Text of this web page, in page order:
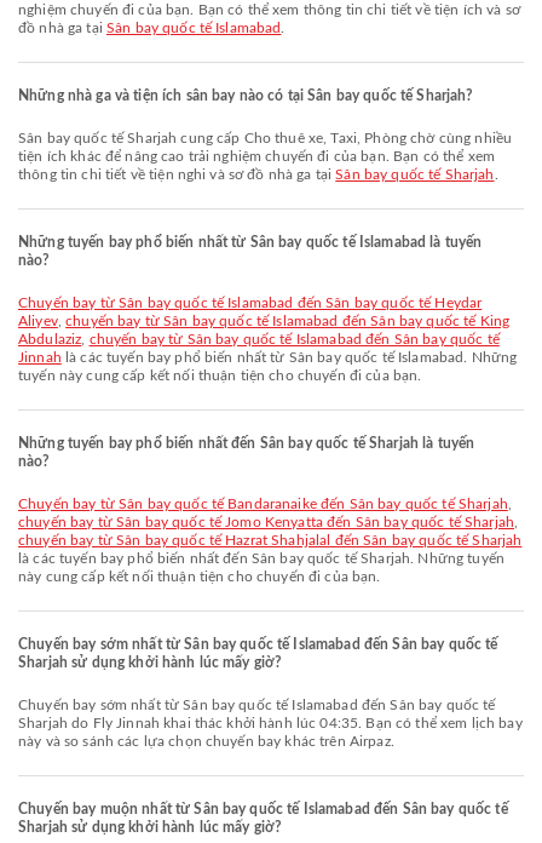
nghiệm chuyến đi của bạn. Bạn có thể xem thông tin chi tiết về tiện ích và sơ
đồ nhà ga tại Sân bay quốc tế Islamabad
Những nhà ga và tiện ích sân bay nào có tại Sân bay quốc tế Sharjah?
Sân bay quốc tế Sharjah cung cấp Cho thuê xe, Taxi, Phòng chờ cùng nhiều
tiện ích khác để nâng cao trải nghiệm chuyến đi của bạn. Bạn có thể xem
thông tin chi tiết về tiện nghi và sơ đồ nhà ga tạiSân bay quốc tế Sharjah
Những tuyến bay phổ biến nhất từ Sân bay quốc tế Islamabad là tuyến
nào?
chuyến bay từ Sân bay quốc tế Islamabad đến Sân bay quốc tế Heydar
Aliyev,chuyến bay từ Sân bay quốc tế Islamabad đến Sân bay quốc tế King
Abdulaziz chuyến bay từ Sân bay quốc tế Islamabad đến Sân bay quốc tế
Jinnah là các tuyến bay phổ biến nhất từ Sân bay quốc tế Islamabad. Những
tuyến này cung cấp kết nối thuận tiện cho chuyến đi của bạn.
Những tuyến bay phổ biến nhất đến Sân bay quốc tế Sharjah là tuyến
nào?
chuyến bay từ Sân bay quốc tế Bandaranaike đến Sân bay quốc tế Sharjah
chuyến bay từ Sân bay quốc tế Jomo Kenyatta đến Sân bay quốc tế Sharjah
chuyến bay từ Sân bay quốc tế Hazrat Shahjalal đến Sân bay quốc tế Sharjah
là các tuyến bay phổ biến nhất đến Sân bay quốc tế Sharjah. Những tuyến
này cung cấp kết nối thuận tiện cho chuyến đi của bạn.
Chuyến bay sớm nhất từ Sân bay quốc tế Islamabad đến Sân bay quốc tế
Sharjah sử dụng khởi hành lúc mấy giờ?
Chuyến bay sớm nhất từ Sân bay quốc tế Islamabad đến Sân bay quốc tế
Sharjah do Fly Jinnah khai thác khởi hành lúc 04:35. Bạn có thể xem lịch bay
này và so sánh các lựa chọn chuyến bay khác trên Airpaz.
Chuyến bay muộn nhất từ Sân bay quốc tế Islamabad đến Sân bay quốc tế
Sharjah sử dụng khởi hành lúc mấy giờ?